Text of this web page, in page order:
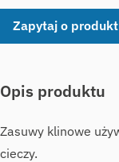
Zapytaj o produkt
Opis produktu
Zasuwy klinowe
cieczy.